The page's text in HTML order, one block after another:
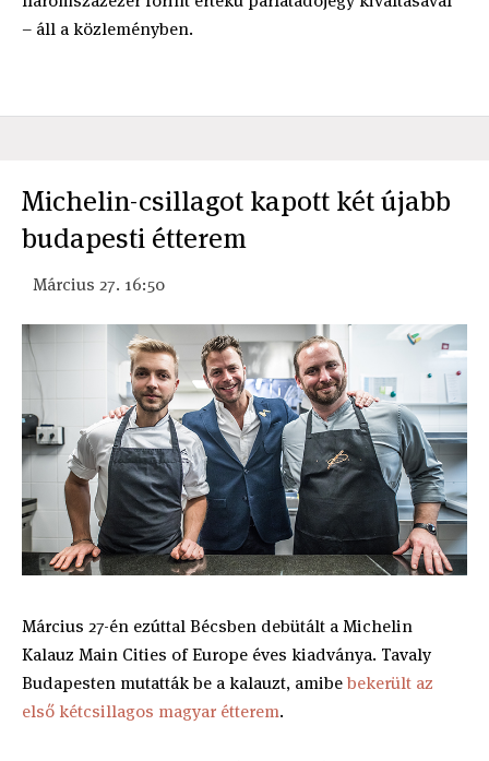
– áll a közleményben.
Michelin-csillagot kapott két újabb
budapesti étterem
Március 27. 16:50
Március 27-én ezúttal Bécsben debütált a Michelin
Kalauz Main Cities of Europe éves kiadványa. Tavaly
Budapesten mutatták be a kalauzt, amibebekerült az
első kétcsillagos magyar étterem.